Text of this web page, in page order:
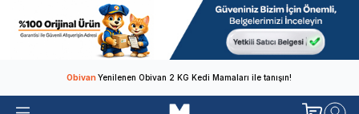
ObivanYenilenen Obivan 2 KG Kedi Mamaları ile tanışın!